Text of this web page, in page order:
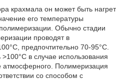
крахмала он может быть нагрет
его температуры
Обычно стадии
проводят в
предпочтительно 70-95°C.
в случае использования
атмосферного. Полимеризация
со способом с